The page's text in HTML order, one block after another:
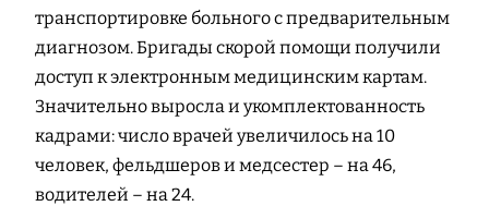
транспортировке больного с предварительным
диагнозом. Бригады скорой помощи получили
доступ к электронным медицинским картам.
Значительно выросла и укомплектованность
кадрами: число врачей увеличилось на 10
человек, фельдшеров и медсестер – на 46,
водителей – на 24.